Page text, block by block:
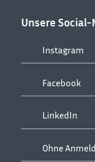
Unsere
Instagram
Facebook
LinkedIn
Ohne